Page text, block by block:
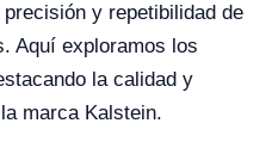
y repetibilidad de
Aquí exploramos los
la calidad y
marca Kalstein.